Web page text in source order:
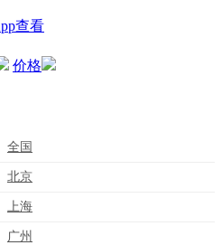
查看
价格
全国
北京
上海
广州